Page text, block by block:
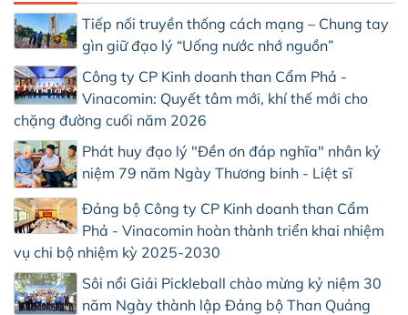
Tiếp nối truyền thống cách mạng – Chung tay
gìn giữ đạo lý “Uống nước nhớ nguồn”
Công ty CP Kinh doanh than Cẩm Phả -
Vinacomin: Quyết tâm mới, khí thế mới cho
chặng đường cuối năm 2026
Phát huy đạo lý "Đền ơn đáp nghĩa" nhân kỷ
niệm 79 năm Ngày Thương binh - Liệt sĩ
Đảng bộ Công ty CP Kinh doanh than Cẩm
Phả - Vinacomin hoàn thành triển khai nhiệm
vụ chi bộ nhiệm kỳ 2025-2030
Sôi nổi Giải Pickleball chào mừng kỷ niệm 30
năm Ngày thành lập Đảng bộ Than Quảng